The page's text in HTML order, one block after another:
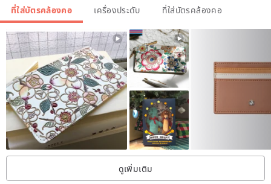
ที่ใส่บัตรคล้องคอ เครื่องประดับ ที่ใส่บัตรคล้องคอ
ดูเพิ่มเติม